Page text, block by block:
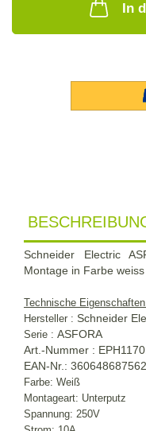
In
Schneider Electric
Montage in Farbe
Technische
Hersteller : Schneider
Serie : ASFORA
Art.-Nummer :
EAN-Nr.:
Farbe: Weiß
Montageart: Unterputz
Spannung: 250V